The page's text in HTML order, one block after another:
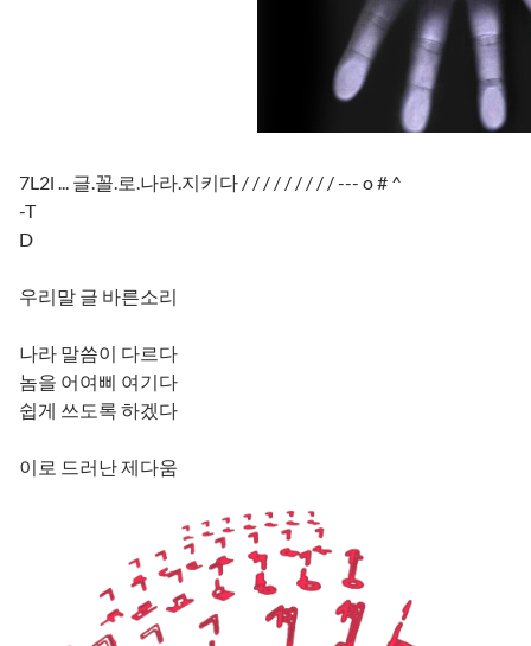
7L2l ... 글.꼴.로.나라.지키다 / / / / / / / / / --- o # ^
-T
D
우리말 글 바른소리
나라 말씀이 다르다
놈을 어여삐 여기다
쉽게 쓰도록 하겠다
이로 드러난 제다움